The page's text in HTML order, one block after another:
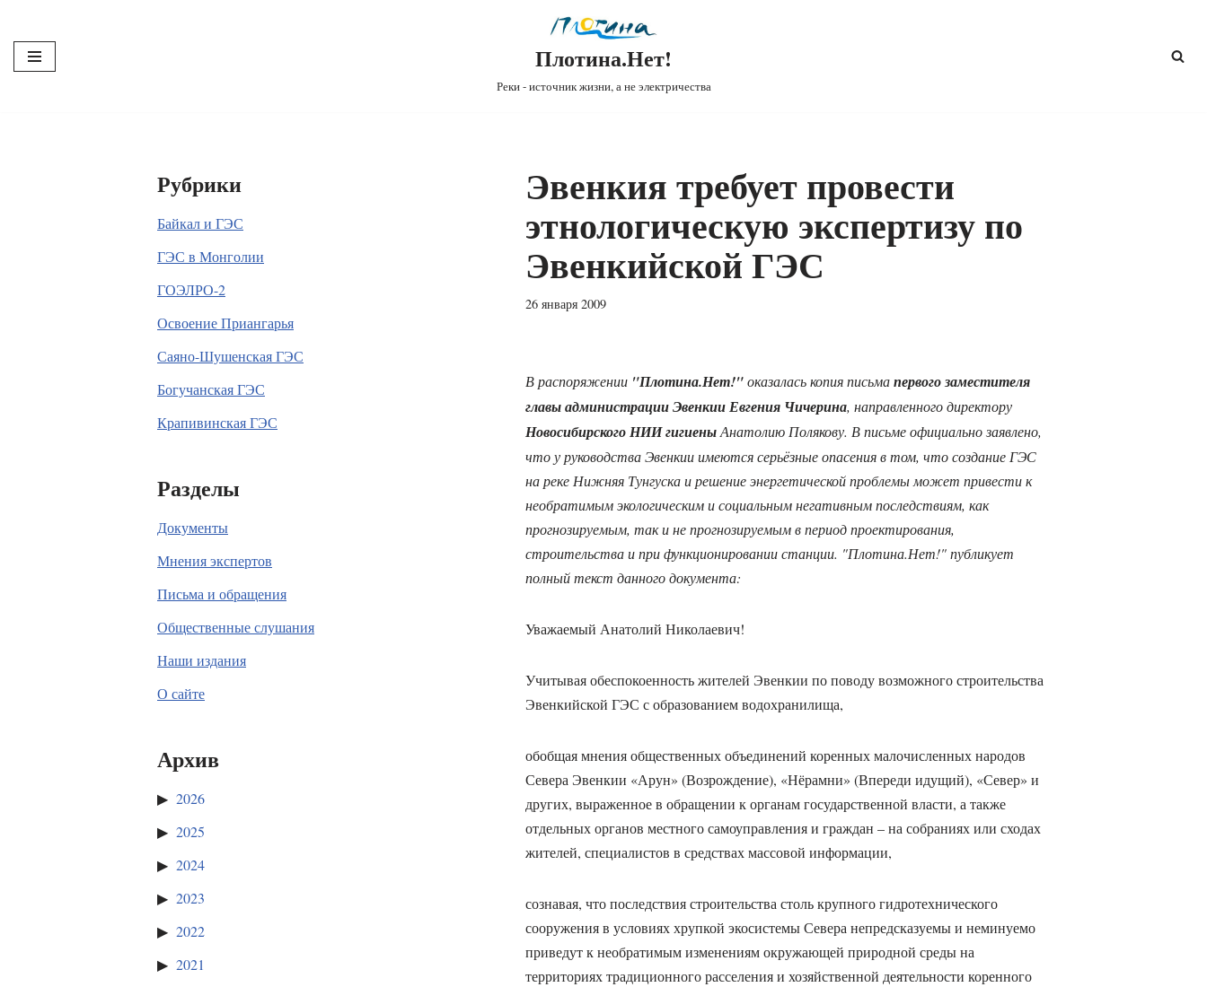
Перейти
к
Плотина.Нет!
Реки - источник жизни, а не электричества
Рубрики
Байкал и ГЭС
ГЭС в Монголии
ГОЭЛРО-2
Освоение Приангарья
Саяно-Шушенская ГЭС
Богучанская ГЭС
Крапивинская ГЭС
Разделы
Документы
Мнения экспертов
Письма и обращения
Общественные слушания
Наши издания
О сайте
Архив
2026
2025
2024
2023
2022
2021
Эвенкия требует провести
этнологическую экспертизу по
Эвенкийской ГЭС
26 января 2009
В распоряжении "Плотина.Нет!"оказалась копия письмапервого заместителя
главы администрации Эвенкии Евгения Чичерина, направленного директору
Новосибирского НИИ гигиеныАнатолию Полякову. В письме официально заявлено,
что у руководства Эвенкии имеются серьёзные опасения в том, что создание ГЭС
на реке Нижняя Тунгуска и решение энергетической проблемы может привести к
необратимым экологическим и социальным негативным последствиям, как
прогнозируемым, так и не прогнозируемым в период проектирования,
строительства и при функционировании станции. "Плотина.Нет!" публикует
полный текст данного документа:
Уважаемый Анатолий Николаевич!
Учитывая обеспокоенность жителей Эвенкии по поводу возможного строительства
Эвенкийской ГЭС с образованием водохранилища,
обобщая мнения общественных объединений коренных малочисленных народов
Севера Эвенкии «Арун» (Возрождение), «Нёрамни» (Впереди идущий), «Север» и
других, выраженное в обращении к органам государственной власти, а также
отдельных органов местного самоуправления и граждан – на собраниях или сходах
жителей, специалистов в средствах массовой информации,
сознавая, что последствия строительства столь крупного гидротехнического
сооружения в условиях хрупкой экосистемы Севера непредсказуемы и неминуемо
приведут к необратимым изменениям окружающей природной среды на
территориях традиционного расселения и хозяйственной деятельности коренного